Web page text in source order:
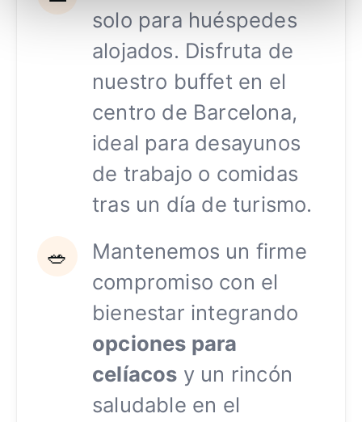
solo para huéspedes
alojados. Disfruta de
nuestro buffet en el
centro de Barcelona,
ideal para desayunos
de trabajo o comidas
tras un día de turismo.
🥗
Mantenemos un firme
compromiso con el
bienestar integrando
opciones para
celíacos y un rincón
saludable en el